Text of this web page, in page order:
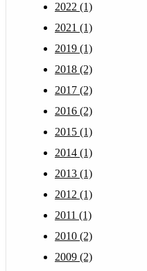
2022 (1)
2021 (1)
2019 (1)
2018 (2)
2017 (2)
2016 (2)
2015 (1)
2014 (1)
2013 (1)
2012 (1)
2011 (1)
2010 (2)
2009 (2)